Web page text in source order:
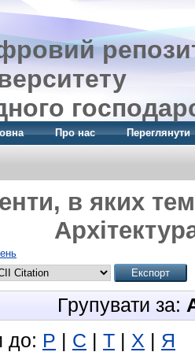
Про нас Переглянути
в яких
Групувати за:
до: Р С Т Х
Я